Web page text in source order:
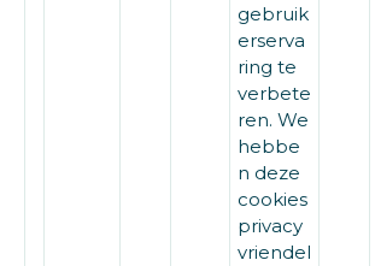
gebruik
erserva
ring te
verbete
ren. We
hebbe
n deze
cookies
privacy
vriendel